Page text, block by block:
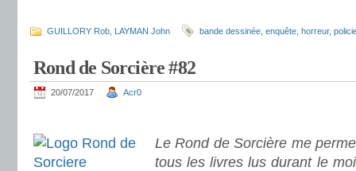
GUILLORY Rob LAYMAN John bande dessinée enquête horreur,
Rond de Sorcière #82
20/07/2017 Acr0
Le Rond de Sorcière me
tous les livres lus durant le